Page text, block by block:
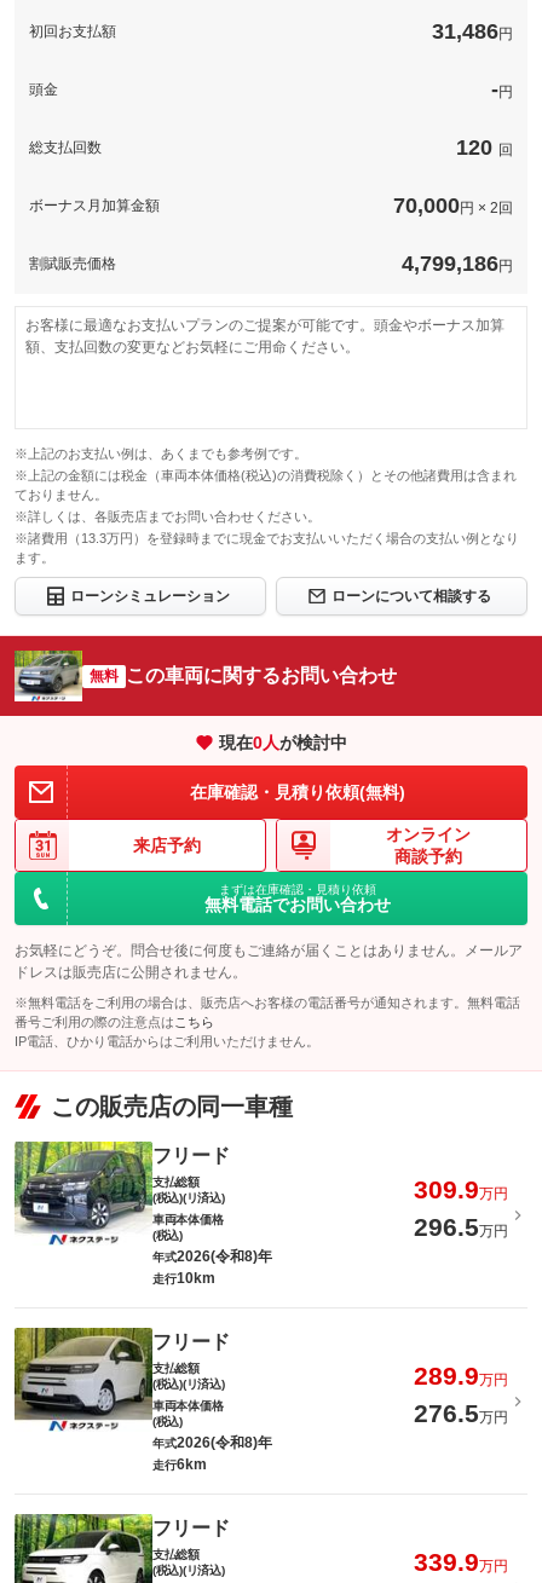
このパックの見積もり依頼（無料）
初回お支払額 31,486円
頭金 -円
総支払回数 120 回
ボーナス月加算金額 70,000円 × 2回
割賦販売価格 4,799,186円
お客様に最適なお支払いプランのご提案が可能です。頭金やボーナス加算
額、支払回数の変更などお気軽にご用命ください。
※上記のお支払い例は、あくまでも参考例です。
※上記の金額には税金（車両本体価格(税込)の消費税除く）とその他諸費用は含まれ
ておりません。
※詳しくは、各販売店までお問い合わせください。
※諸費用（13.3万円）を登録時までに現金でお支払いいただく場合の支払い例となり
ます。
ローンシミュレーション ローンについて相談する
無料 この車両に関するお問い合わせ
現在0人が検討中
在庫確認・見積り依頼(無料)
来店予約
オンライン
商談予約
まずは在庫確認・見積り依頼
無料電話でお問い合わせ
お気軽にどうぞ。問合せ後に何度もご連絡が届くことはありません。メールア
ドレスは販売店に公開されません。
※無料電話をご利用の場合は、販売店へお客様の電話番号が通知されます。無料電話
番号ご利用の際の注意点は こちら
IP電話、ひかり電話からはご利用いただけません。
この販売店の同一車種
フリード
支払総額
(税込)(リ済込)
309.9万円
車両本体価格
(税込)
296.5万円
年式2026(令和8)年
走行10km
フリード
支払総額
(税込)(リ済込)
289.9万円
車両本体価格
(税込)
276.5万円
年式2026(令和8)年
走行6km
フリード
支払総額
(税込)(リ済込)
339.9万円